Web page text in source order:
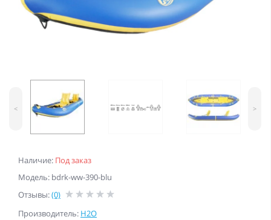
Наличие: Под заказ
Модель: bdrk-ww-390-blu
Отзывы:(0)
Производитель: H2O
< >